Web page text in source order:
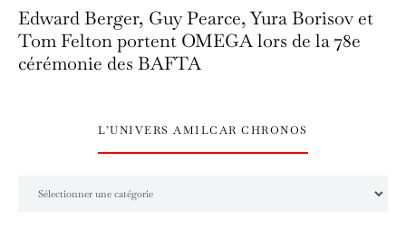
Edward Berger, Guy Pearce, Yura Borisov et
Tom Felton portent OMEGA lors de la 78e
cérémonie des BAFTA
L’UNIVERS AMILCAR CHRONOS